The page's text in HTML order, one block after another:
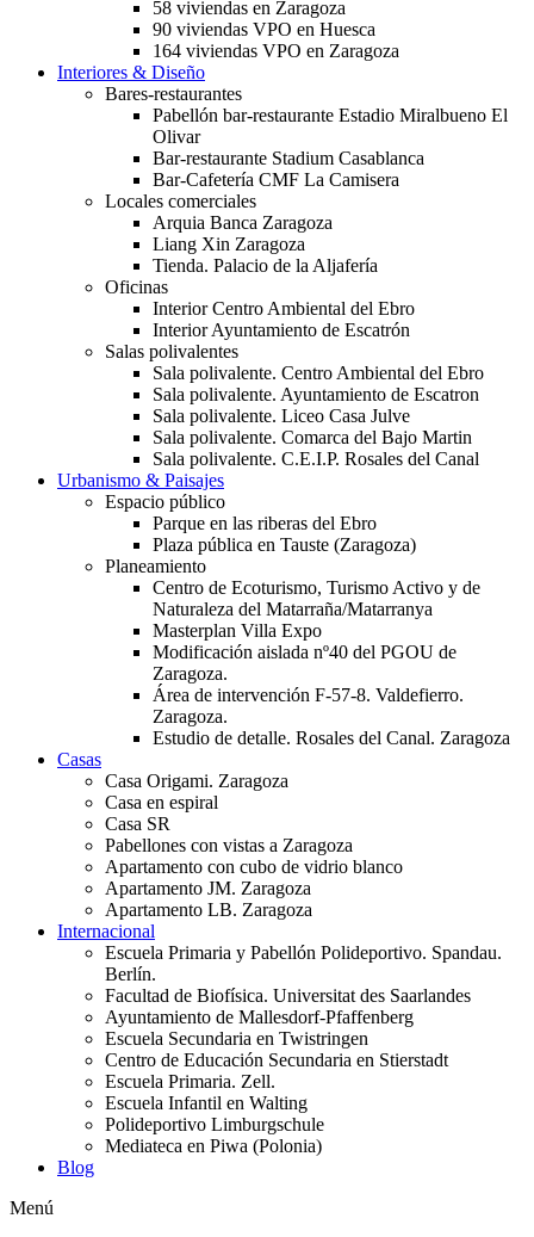
58 viviendas en Zaragoza
90 viviendas VPO en Huesca
164 viviendas VPO en Zaragoza
Interiores & Diseño
Bares-restaurantes
Pabellón bar-restaurante Estadio Miralbueno El
Olivar
Bar-restaurante Stadium Casablanca
Bar-Cafetería CMF La Camisera
Locales comerciales
Arquia Banca Zaragoza
Liang Xin Zaragoza
Tienda. Palacio de la Aljafería
Oficinas
Interior Centro Ambiental del Ebro
Interior Ayuntamiento de Escatrón
Salas polivalentes
Sala polivalente. Centro Ambiental del Ebro
Sala polivalente. Ayuntamiento de Escatron
Sala polivalente. Liceo Casa Julve
Sala polivalente. Comarca del Bajo Martin
Sala polivalente. C.E.I.P. Rosales del Canal
Urbanismo & Paisajes
Espacio público
Parque en las riberas del Ebro
Plaza pública en Tauste (Zaragoza)
Planeamiento
Centro de Ecoturismo, Turismo Activo y de
Naturaleza del Matarraña/Matarranya
Masterplan Villa Expo
Modificación aislada nº40 del PGOU de
Zaragoza.
Área de intervención F-57-8. Valdefierro.
Zaragoza.
Estudio de detalle. Rosales del Canal. Zaragoza
Casas
Casa Origami. Zaragoza
Casa en espiral
Casa SR
Pabellones con vistas a Zaragoza
Apartamento con cubo de vidrio blanco
Apartamento JM. Zaragoza
Apartamento LB. Zaragoza
Internacional
Escuela Primaria y Pabellón Polideportivo. Spandau.
Berlín.
Facultad de Biofísica. Universitat des Saarlandes
Ayuntamiento de Mallesdorf-Pfaffenberg
Escuela Secundaria en Twistringen
Centro de Educación Secundaria en Stierstadt
Escuela Primaria. Zell.
Escuela Infantil en Walting
Polideportivo Limburgschule
Mediateca en Piwa (Polonia)
Blog
Menú